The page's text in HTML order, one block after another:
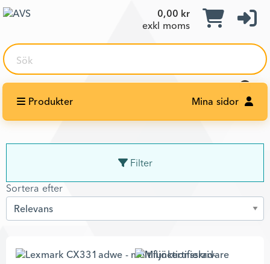
0,00 kr
exkl moms
Sök
Produkter Mina sidor
Filter
Sortera efter
Sortera efter